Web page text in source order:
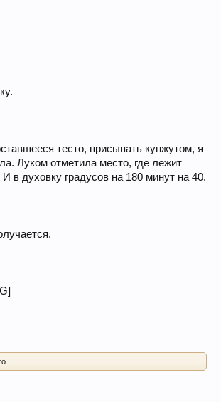
тесто, присыпать кунжутом, я
Луком отметила место, где лежит
в духовку градусов на 180 минут на 40.